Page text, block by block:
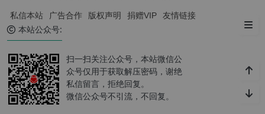
下载地址：
私信本站 广告合作 版权声明 捐赠VIP 友情链接
本站公众号:
扫一扫关注公众号，本站微信公
众号仅用于获取解压密码，谢绝
私信留言，拒绝回复。
微信公众号不引流，不回复。